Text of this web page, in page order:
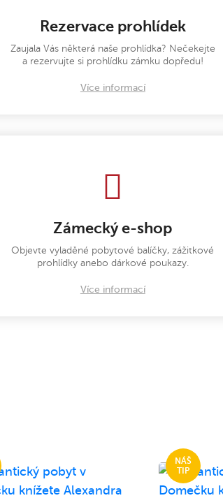
Rezervace prohlídek
Zaujala Vás některá naše prohlídka? Nečekejte
a rezervujte si prohlídku zámku dopředu!
Více informací
Zámecký e-shop
Objevte vyladěné pobytové balíčky, zážitkové
prohlídky anebo dárkové poukazy.
Více informací